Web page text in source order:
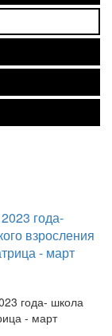
года-
взросления
- март
года- школа
- март